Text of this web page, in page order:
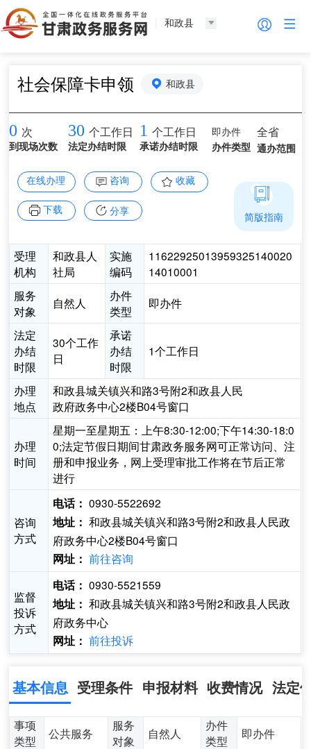
和政县
社会保障卡申领 和政县
0 次
到现场次数
30 个工作日
法定办结时限
1 个工作日
承诺办结时限
即办件
办件类型
全省
通办范围
在线办理 咨询 收藏
下载 分享
受理
机构
和政县人
社局
实施
编码
11622925013959325140020
14010001
服务
对象
自然人
办件
类型
即办件
法定
办结
时限
30个工作
日
承诺
办结
时限
1个工作日
办理
地点
和政县城关镇兴和路3号附2和政县人民
政府政务中心2楼B04号窗口
办理
时间
星期一至星期五：上午8:30-12:00;下午14:30-18:0
0;法定节假日期间甘肃政务服务网可正常访问、注
册和申报业务，网上受理审批工作将在节后正常
进行
咨询
方式
电话： 0930-5522692
地址： 和政县城关镇兴和路3号附2和政县人民政
府政务中心2楼B04号窗口
网址： 前往咨询
监督
投诉
方式
电话： 0930-5521559
地址： 和政县城关镇兴和路3号附2和政县人民政
府政务中心
网址： 前往投诉
简版指南
基本信息 受理条件 申报材料 收费情况 法定
事项
类型
公共服务
服务
对象
自然人
办件
类型
即办件